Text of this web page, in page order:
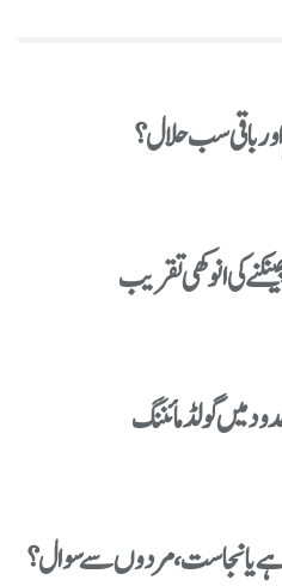
باقی سب حلال؟
کی انوکھی تقریب
میں گولڈ مائننگ
یا نجاست، مردوں سے سوال؟